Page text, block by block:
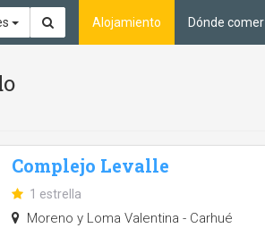
Alojamiento Dónde comer
Complejo Levalle
1 estrella
Moreno y Loma Valentina - Carhué